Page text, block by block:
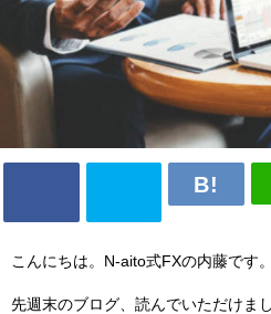
こんにちは。N-aito式FXの内藤です。
先週末のブログ、読んでいただけま